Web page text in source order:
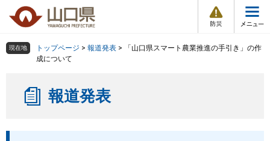
の
ー
情
報
メ
ュ
組織で探す
検索の仕方 組織で探す
現在地 トップページ > 報道発表 >
「山口県スマート農業推進の手引き」の作
成について
報道発表